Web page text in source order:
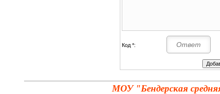
Код *:
МОУ "Бендерская